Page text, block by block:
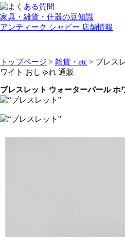
家具・雑貨・什器の豆知識
アンティーク シャビー 店舗情報
トップページ > 雑貨・etc > ブレス
ワイト おしゃれ 通販
ブレスレット ウォーターパール ホ